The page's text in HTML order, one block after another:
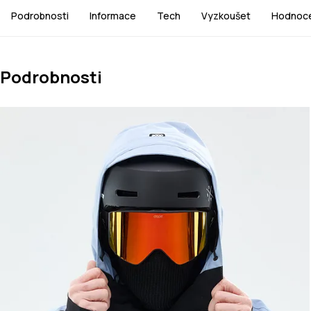
Podrobnosti Informace Tech Vyzkoušet
Podrobnosti